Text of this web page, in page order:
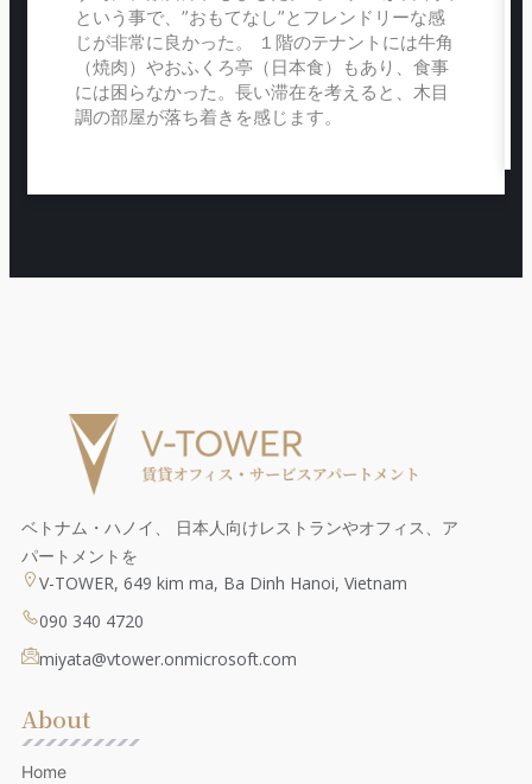
という事で、”おもてなし”とフレンドリーな感
じが非常に良かった。 １階のテナントには牛角
（焼肉）やおふくろ亭（日本食）もあり、食事
には困らなかった。長い滞在を考えると、木目
調の部屋が落ち着きを感じます。
ベトナム・ハノイ、 日本人向けレストランやオフィス、ア
パートメントを
V-TOWER, 649 kim ma, Ba Dinh Hanoi, Vietnam
090 340 4720
miyata@vtower.onmicrosoft.com
About
Home